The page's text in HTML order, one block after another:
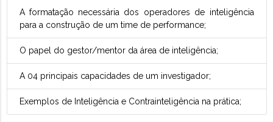
A formatação necessária dos operadores de inteligência
para a construção de um time de performance;
O papel do gestor/mentor da área de inteligência;
A 04 principais capacidades de um investigador;
Exemplos de Inteligência e Contrainteligência na prática;